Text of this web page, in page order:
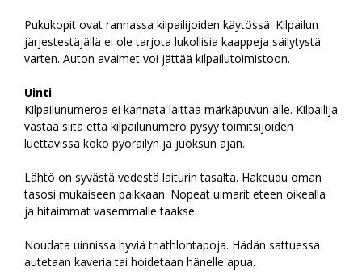
Pukukopit ovat rannassa kilpailijoiden käytössä. Kilpailun
järjestestäjällä ei ole tarjota lukollisia kaappeja säilytystä
varten. Auton avaimet voi jättää kilpailutoimistoon.
Uinti
Kilpailunumeroa ei kannata laittaa märkäpuvun alle. Kilpailija
vastaa siitä että kilpailunumero pysyy toimitsijoiden
luettavissa koko pyöräilyn ja juoksun ajan.
Lähtö on syvästä vedestä laiturin tasalta. Hakeudu oman
tasosi mukaiseen paikkaan. Nopeat uimarit eteen oikealla
ja hitaimmat vasemmalle taakse.
Noudata uinnissa hyviä triathlontapoja. Hädän sattuessa
autetaan kaveria tai hoidetaan hänelle apua.